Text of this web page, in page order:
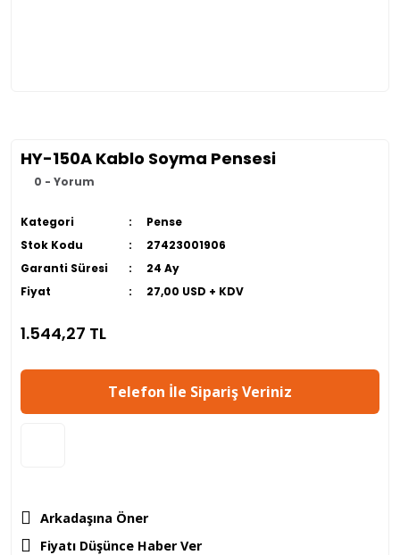
HY-150A Kablo Soyma Pensesi
0 - Yorum
Kategori
Pense
Stok Kodu
27423001906
Garanti Süresi
24 Ay
Fiyat
27,00 USD + KDV
1.544,27 TL
Telefon İle Sipariş Veriniz
Arkadaşına Öner
Fiyatı Düşünce Haber Ver